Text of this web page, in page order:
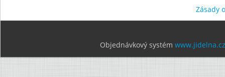
Zásady
Objednávkový systém www.jidelna.cz